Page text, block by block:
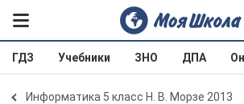
ГДЗ Учебники ЗНО ДПА
Информатика 5 класс Н. В. Морзе 2013